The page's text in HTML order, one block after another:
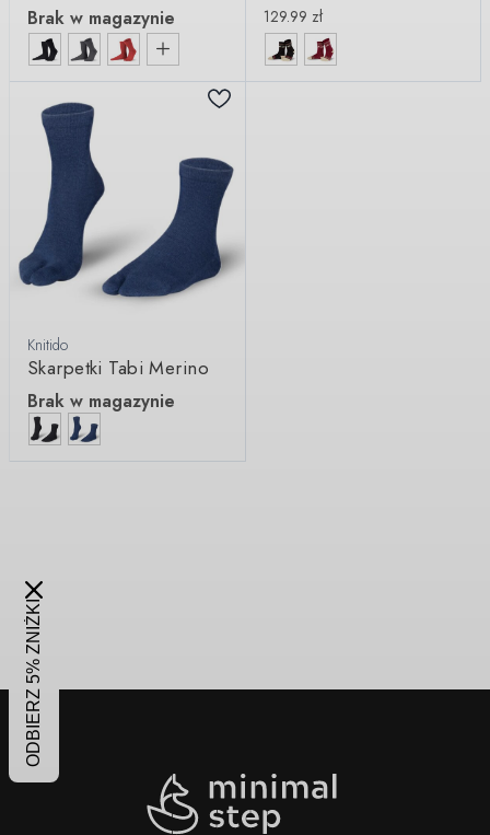
Brak w magazynie 129.99 zł
Knitido
Skarpetki Tabi Merino
Brak w magazynie
ODBIERZ 5% ZNIŻKI